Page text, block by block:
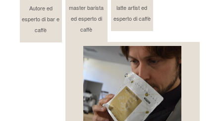
Autore ed
esperto di bar e
caffè
master barista
ed esperto di
caffè
latte artist ed
esperto di caffè